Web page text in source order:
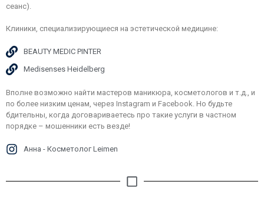
сеанс).
Клиники, специализирующиеся на эстетической медицине:
BEAUTY MEDIC PINTER
Medisenses Heidelberg
Вполне возможно найти мастеров маникюра, косметологов и т.д., и
по более низким ценам, через Instagram и Facebook. Но будьте
бдительны, когда договариваетесь про такие услуги в частном
порядке – мошенники есть везде!
Анна - Косметолог Leimen